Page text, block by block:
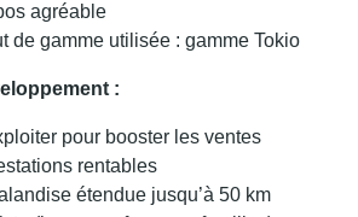
agréable
de gamme utilisée : gamme Tokio
:
pour booster les ventes
rentables
étendue jusqu’à 50 km